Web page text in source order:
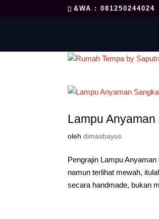
&WA : 081250244024
Lampu
olehdimasbayus
Pengrajin Lampu
namun terlihat mewah,
secara handmade, bukan